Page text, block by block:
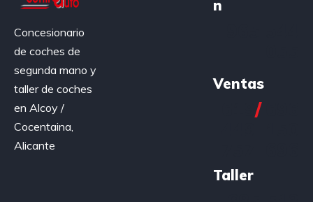
Concesionario
de coches de
segunda mano y
taller de coches
en Alcoy /
Cocentaina,
Alicante
n
Ventas
/
Taller